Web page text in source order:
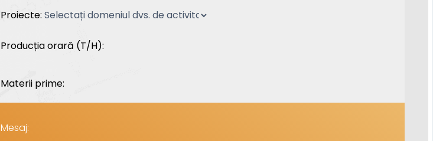
Proiecte:
Producția orară (T/H):
Materii prime:
Mesaj: